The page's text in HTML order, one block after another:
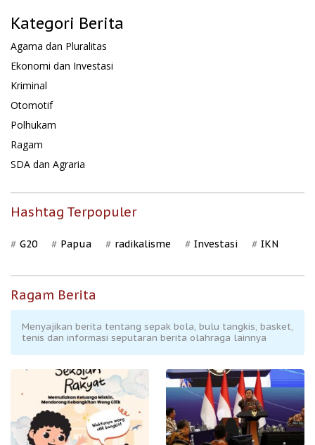
Kategori Berita
Agama dan Pluralitas
Ekonomi dan Investasi
Kriminal
Otomotif
Polhukam
Ragam
SDA dan Agraria
Hashtag Terpopuler
G20 Papua radikalisme Investasi IKN
Ragam Berita
Menyajikan berita tentang sepak bola, bulu tangkis, basket,
tenis dan informasi seputaran berita olahraga lainnya